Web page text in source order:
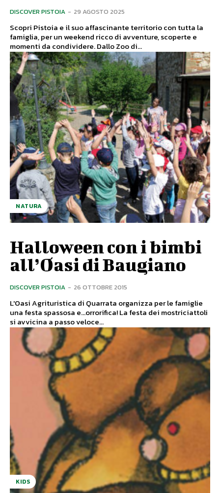
DISCOVER PISTOIA - 29 AGOSTO 2025
Scopri Pistoia e il suo affascinante territorio con tutta la
famiglia, per un weekend ricco di avventure, scoperte e
momenti da condividere. Dallo Zoo di...
NATURA
Halloween con i bimbi
all’Oasi di Baugiano
DISCOVER PISTOIA - 26 OTTOBRE 2015
L'Oasi Agrituristica di Quarrata organizza per le famiglie
una festa spassosa e...orrorifica! La festa dei mostriciattoli
si avvicina a passo veloce...
KIDS